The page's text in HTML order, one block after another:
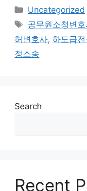
Categories
Uncategorized
Tags
공무원소청변
허변호사, 하도급
정소송
Search
Recent